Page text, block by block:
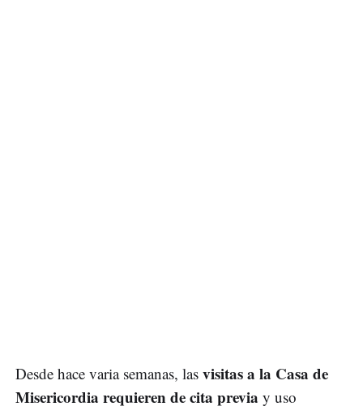
Desde hace varia semanas, las visitas a la Casa de
Misericordia requieren de cita previa y uso